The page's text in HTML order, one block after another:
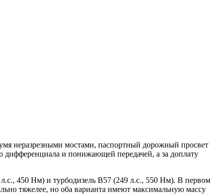
неразрезными мостами, паспортный дорожный просвет
и понижающей передачей, а за доплату
450 Нм) и турбодизель B57 (249 л.с., 550 Нм). В первом
тяжелее, но оба варианта имеют максимальную массу